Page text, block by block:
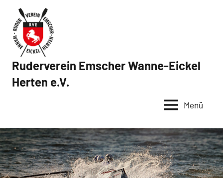
Inhalt
springen
Ruderverein Emscher Wanne-Eickel
Herten e.V.
Menü